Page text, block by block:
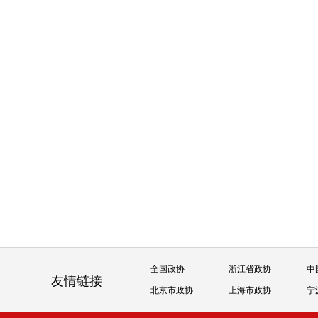
友情链接
全国政协 浙江省政协 中
北京市政协 上海市政协 宁